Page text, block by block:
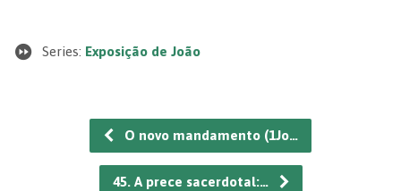
Series: Exposição de João
O novo mandamento (1Jo…
45. A prece sacerdotal:…